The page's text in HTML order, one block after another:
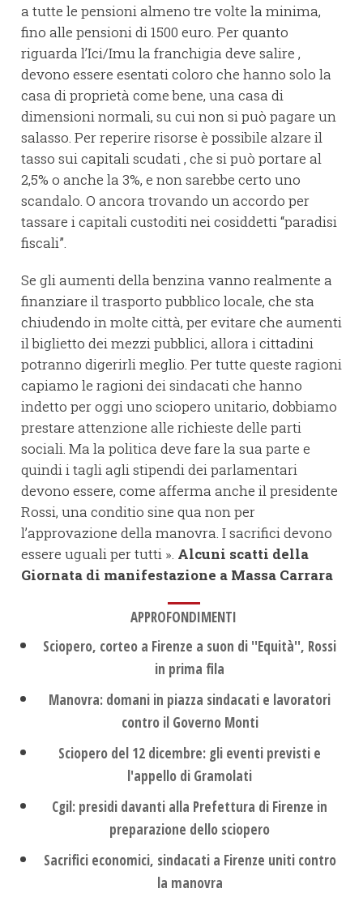
a tutte le pensioni almeno tre volte la minima,
fino alle pensioni di 1500 euro. Per quanto
riguarda l’Ici/Imu la franchigia deve salire ,
devono essere esentati coloro che hanno solo la
casa di proprietà come bene, una casa di
dimensioni normali, su cui non si può pagare un
salasso. Per reperire risorse è possibile alzare il
tasso sui capitali scudati , che si può portare al
2,5% o anche la 3%, e non sarebbe certo uno
scandalo. O ancora trovando un accordo per
tassare i capitali custoditi nei cosiddetti “paradisi
fiscali”.
Se gli aumenti della benzina vanno realmente a
finanziare il trasporto pubblico locale, che sta
chiudendo in molte città, per evitare che aumenti
il biglietto dei mezzi pubblici, allora i cittadini
potranno digerirli meglio. Per tutte queste ragioni
capiamo le ragioni dei sindacati che hanno
indetto per oggi uno sciopero unitario, dobbiamo
prestare attenzione alle richieste delle parti
sociali. Ma la politica deve fare la sua parte e
quindi i tagli agli stipendi dei parlamentari
devono essere, come afferma anche il presidente
Rossi, una conditio sine qua non per
l’approvazione della manovra. I sacrifici devono
essere uguali per tutti ». Alcuni scatti della
Giornata di manifestazione a Massa Carrara
APPROFONDIMENTI
Sciopero, corteo a Firenze a suon di ''Equità'', Rossi
in prima fila
Manovra: domani in piazza sindacati e lavoratori
contro il Governo Monti
Sciopero del 12 dicembre: gli eventi previsti e
l'appello di Gramolati
Cgil: presidi davanti alla Prefettura di Firenze in
preparazione dello sciopero
Sacrifici economici, sindacati a Firenze uniti contro
la manovra